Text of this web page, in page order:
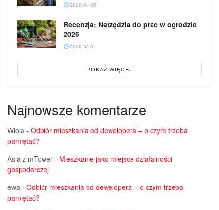
2026-08-05
Recenzja: Narzędzia do prac w ogrodzie
2026
2026-08-04
POKAŻ WIĘCEJ
Najnowsze komentarze
Wiola - Odbiór mieszkania od dewelopera – o czym trzeba
pamiętać?
Asia z mTower - Mieszkanie jako miejsce działalności
gospodarczej
ewa - Odbiór mieszkania od dewelopera – o czym trzeba
pamiętać?